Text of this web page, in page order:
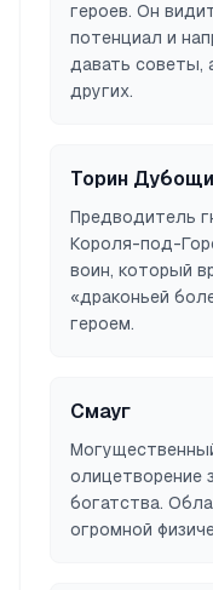
героев. Он
потенциал и
давать советы,
других.
Торин
Предводитель
Короля-под-
воин, который
«драконьей
героем.
Смауг
олицетворение
богатства.
огромной